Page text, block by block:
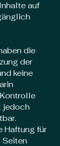
auf
die
der
keine
jedoch
Haftung für
Seiten